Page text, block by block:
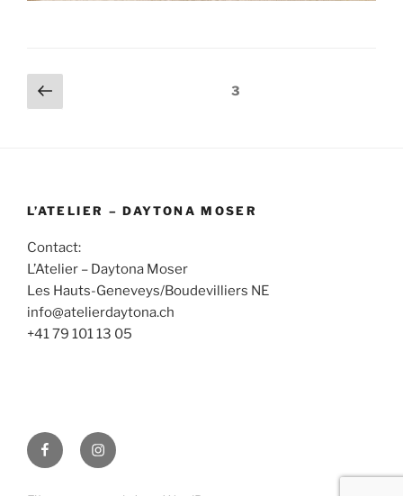
Pagination
des
Page
précédente
Page3
L’ATELIER – DAYTONA MOSER
Contact:
L’Atelier – Daytona Moser
Les Hauts-Geneveys/Boudevilliers NE
info@atelierdaytona.ch
+41 79 101 13 05
FacebookInstagram